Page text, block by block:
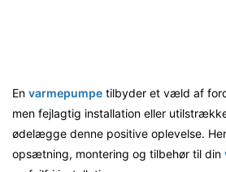
En varmepumpe tilbyder et væld af
men fejlagtig installation eller
ødelægge denne positive oplevelse.
opsætning, montering og tilbehør til din